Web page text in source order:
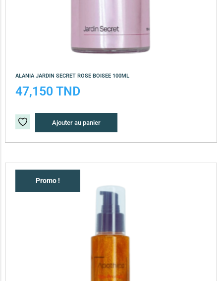
Promo !
ALANIA JARDIN SECRET ROSE BOISEE 100ML
47,150 TND
Ajouter au panier